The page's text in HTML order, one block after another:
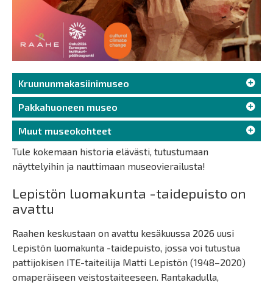
Kruununmakasiinimuseo
Pakkahuoneen museo
Muut museokohteet
Tule kokemaan historia elävästi, tutustumaan
näyttelyihin ja nauttimaan museovierailusta!
Lepistön luomakunta -taidepuisto on
avattu
Raahen keskustaan on avattu kesäkuussa 2026 uusi
Lepistön luomakunta -taidepuisto, jossa voi tutustua
pattijokisen ITE-taiteilija Matti Lepistön (1948–2020)
omaperäiseen veistostaiteeseen. Rantakadulla,